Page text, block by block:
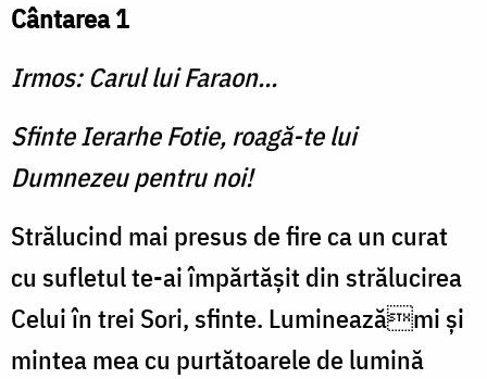
Cântarea 1
Irmos: Carul lui Faraon...
Sfinte Ierarhe Fotie, roagă-te lui
Dumnezeu pentru noi!
Strălucind mai presus de fire ca un curat
cu sufletul te-ai împărtășit din strălucirea
Celui în trei Sori, sfinte. Lumineazămi și
mintea mea cu purtătoarele de lumină